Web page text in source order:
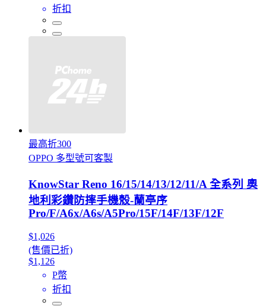
折扣
最高折300
OPPO 多型號可客製
KnowStar Reno 16/15/14/13/12/11/A 全系列 奧
地利彩鑽防摔手機殼-蘭亭序
Pro/F/A6x/A6s/A5Pro/15F/14F/13F/12F
$1,026
(售價已折)
$1,126
P幣
折扣